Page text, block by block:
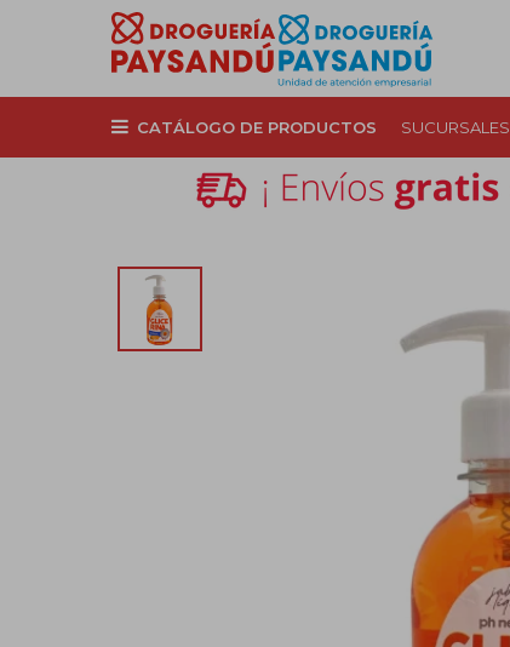
CATÁLOGO DE PRODUCTOS SUCURSALES